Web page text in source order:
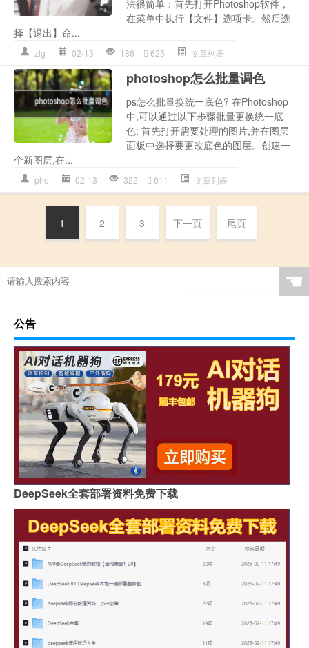
法很简单：首先打开Photoshop软件，
在菜单中执行【文件】选项卡。然后选
择【退出】命...
zlg 02-13 186 625 文章列表
photoshop怎么批量调色
ps怎么批量换统一底色? 在Photoshop
中,可以通过以下步骤批量更换统一底
色: 首先打开需要处理的图片,并在图层
面板中选择要更改底色的图层。创建一
个新图层,在...
pho 02-13 322 611 文章列表
1 2 3 下一页 尾页
☚
公告
DeepSeek全套部署资料免费下载